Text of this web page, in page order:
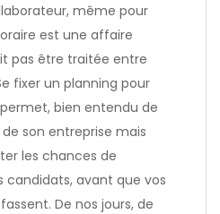
même pour
est une affaire
pas être traitée entre
fixer un planning pour
bien entendu de
son entreprise mais
les chances de
candidats, avant que vos
De nos jours, de